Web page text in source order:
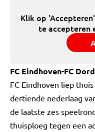
Klik op
te accepteren
FC Eindhoven-FC
FC Eindhoven liep
dertiende nederlaag
de laatste zes
thuisploeg tegen een